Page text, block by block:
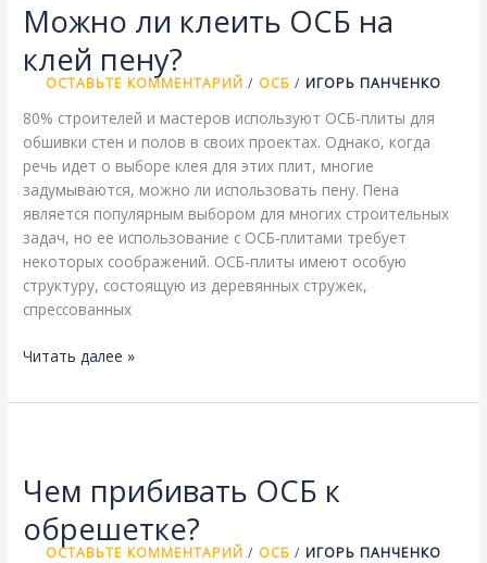
Можно ли клеить ОСБ на
клей пену?
ОСТАВЬТЕ КОММЕНТАРИЙ / ОСБ / ИГОРЬ ПАНЧЕНКО
80% строителей и мастеров используют ОСБ-плиты для
обшивки стен и полов в своих проектах. Однако, когда
речь идет о выборе клея для этих плит, многие
задумываются, можно ли использовать пену. Пена
является популярным выбором для многих строительных
задач, но ее использование с ОСБ-плитами требует
некоторых соображений. ОСБ-плиты имеют особую
структуру, состоящую из деревянных стружек,
спрессованных
Можно
клеить
пену?
Читать далее »
Чем прибивать ОСБ к
обрешетке?
ОСТАВЬТЕ КОММЕНТАРИЙ / ОСБ / ИГОРЬ ПАНЧЕНКО